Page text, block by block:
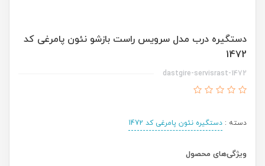
دستگیره درب مدل سرویس راست بازشو نئون پامرغی کد
1472
dastgire-servisrast-1472
دسته : دستگیره نئون پامرغی کد 1472
ویژگی‌های محصول